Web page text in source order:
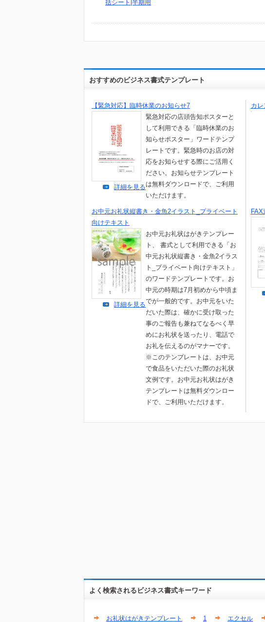
括シート|半期用
おすすめのビジネス書式テンプレート
【緊急対応】臨時休業のお知らせ7
緊急対応の店頭告知ポスターと
して利用できる「臨時休業のお
知らせポスター」ワードテンプ
レートです。緊急時のお店の対
応をお知らせする際にご活用く
ださい。お知らせテンプレート
は無料ダウンロードで、ご利用
いただけます。
詳細を見る
カ
お中元お礼状縦書き・金魚2イラスト_プライベート
向けテキスト
お中元お礼状はがきテンプレー
ト、 書式として利用できる「お
中元お礼状縦書き・金魚2イラス
ト_プライベート向けテキスト」
のワードテンプレートです。お
中元の時期は7月初めから中頃ま
でが一般的です。お中元をいた
だいた際は、確かに受け取った
事のご報告も兼ねてなるべく早
めにお礼状を送ったり、電話で
お礼を伝えるのがマナーです。
※このテンプレートは、お中元
で食品をいただいた際のお礼状
文例です。お中元お礼状はがき
テンプレートは無料ダウンロー
ドで、ご利用いただけます。
詳細を見る
よく検索されるビジネス書式キーワード
お礼状はがきテンプレート 1 エクセル